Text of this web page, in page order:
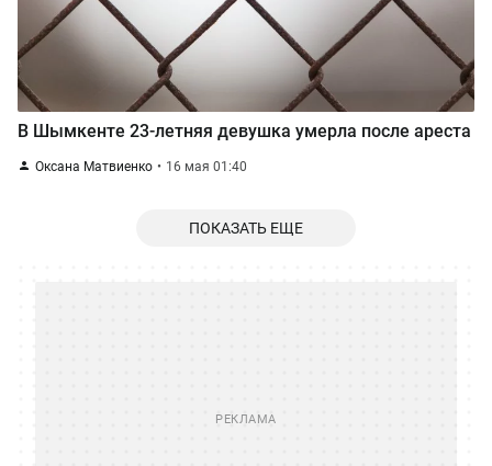
В Шымкенте 23-летняя девушка умерла после ареста
Оксана Матвиенко 16 мая 01:40
ПОКАЗАТЬ ЕЩЕ